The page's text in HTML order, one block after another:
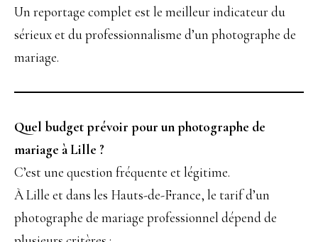
Un reportage complet est le meilleur indicateur du
sérieux et du professionnalisme d’un photographe de
mariage.
Quel budget prévoir pour un photographe de
mariage à Lille ?
C’est une question fréquente et légitime.
À Lille et dans les Hauts-de-France, le tarif d’un
photographe de mariage professionnel dépend de